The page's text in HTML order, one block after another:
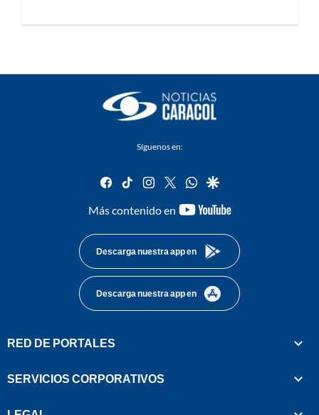
Síguenos en:
facebook
tiktok instagram
twitterwhatsapp
google
Más contenido en
youtube-
Descarga nuestra app en
Descarga nuestra app en
RED DE PORTALES
SERVICIOS CORPORATIVOS